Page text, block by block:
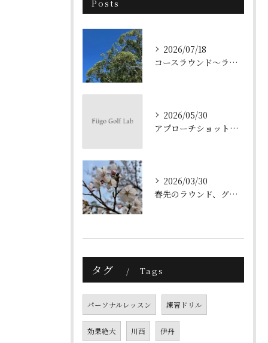
Posts
2026/07/18
コースラウンド～ラフからのショット・クラブ選択～
2026/05/30
アプローチショット練習～ピッチショット～
2026/03/30
春先のラウンド、グリーン周りのアプローチはランニングで決まり！
タグ Tags
パーソナルレッスン 練習ドリル
効果絶大 川西 伊丹